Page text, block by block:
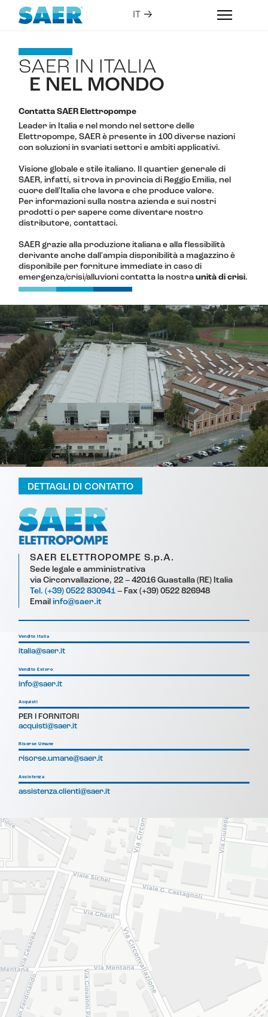
SAER IN ITALIA
E NEL MONDO
Contatta SAER Elettropompe
Leader in Italia e nel mondo nel settore delle
Elettropompe, SAER è presente in 100 diverse nazioni
con soluzioni in svariati settori e ambiti applicativi.
Visione globale e stile italiano. Il quartier generale di
SAER, infatti, si trova in provincia di Reggio Emilia, nel
cuore dell'Italia che lavora e che produce valore.
Per informazioni sulla nostra azienda e sui nostri
prodotti o per sapere come diventare nostro
distributore, contattaci.
SAER grazie alla produzione italiana e alla flessibilità
derivante anche dall'ampia disponibilità a magazzino è
disponibile per forniture immediate in caso di
emergenza/crisi/alluvioni contatta la nostraunità di crisi.
DETTAGLI DI CONTATTO
SAER ELETTROPOMPE S.p.A.
Sede legale e amministrativa
via Circonvallazione, 22 – 42016 Guastalla (RE) Italia
Tel. (+39) 0522 830941– Fax (+39) 0522 826948
Emailinfo@saer.it
Vendite Italia
italia@saer.it
Vendite Estero
info@saer.it
Acquisti
PER I FORNITORI
acquisti@saer.it
Risorse Umane
risorse.umane@saer.it
Assistenza
assistenza.clienti@saer.it